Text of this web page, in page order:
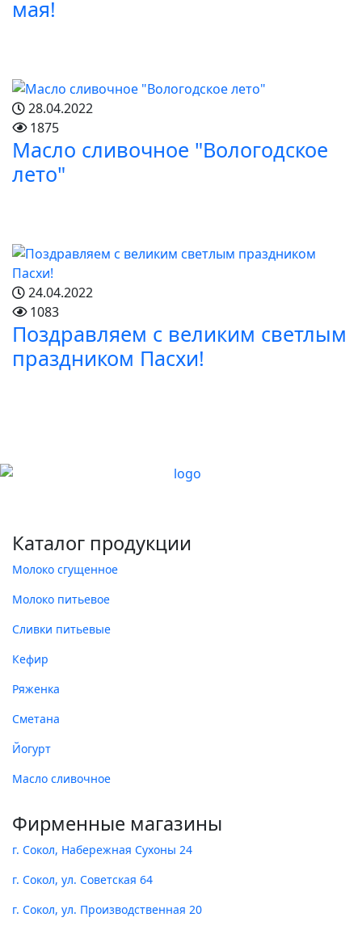
мая!
28.04.2022
1875
Масло сливочное "Вологодское
лето"
24.04.2022
1083
Поздравляем с великим светлым
праздником Пасхи!
Каталог продукции
Молоко сгущенное
Молоко питьевое
Сливки питьевые
Кефир
Ряженка
Сметана
Йогурт
Масло сливочное
Фирменные магазины
г. Сокол, Набережная Сухоны 24
г. Сокол, ул. Советская 64
г. Сокол, ул. Производственная 20